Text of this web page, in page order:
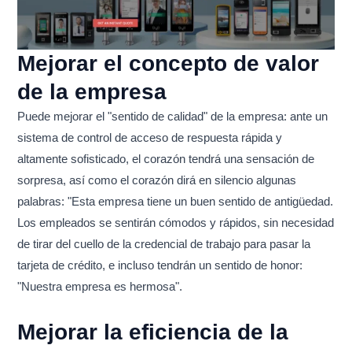
Mejorar el concepto de valor
de la empresa
Puede mejorar el "sentido de calidad" de la empresa: ante un
sistema de control de acceso de respuesta rápida y
altamente sofisticado, el corazón tendrá una sensación de
sorpresa, así como el corazón dirá en silencio algunas
palabras: "Esta empresa tiene un buen sentido de antigüedad.
Los empleados se sentirán cómodos y rápidos, sin necesidad
de tirar del cuello de la credencial de trabajo para pasar la
tarjeta de crédito, e incluso tendrán un sentido de honor:
"Nuestra empresa es hermosa".
Mejorar la eficiencia de la